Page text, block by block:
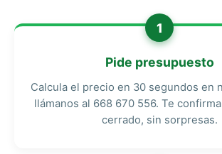
1
Pide presupuesto
Calcula el precio en 30 segundos en
llámanos al 668 670 556. Te
cerrado, sin sorpresas.